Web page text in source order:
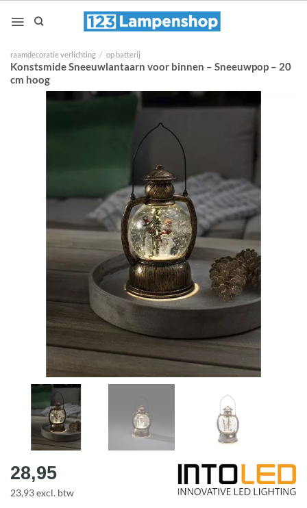
naar
raamdecoratie verlichting / op batterij
Konstsmide Sneeuwlantaarn voor binnen – Sneeuwpop – 20
cm hoog
28,95
23,93 excl. btw